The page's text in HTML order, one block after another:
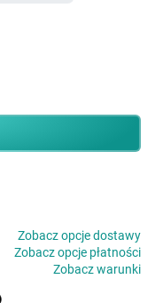
Zobacz opcje dostawy
Zobacz opcje płatności
Zobacz warunki